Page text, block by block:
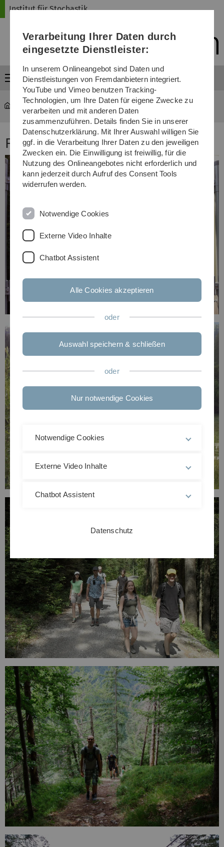
Direkt
Direkt
Direkt
(Sprache,
Drucken,
Media)
Direkt
Direkt
Institut für Stochastik
Menü
mawi-stochastik Institutswanderung 2015
Fotos vom Wandertag, 18.07.2015
Verarbeitung Ihrer Daten durch
eingesetzte Dienstleister:
In unserem Onlineangebot sind Daten und
Dienstleistungen von Fremdanbietern integriert.
YouTube und Vimeo benutzen Tracking-
Technologien, um Ihre Daten für eigene Zwecke zu
verarbeiten und mit anderen Daten
zusammenzuführen. Details finden Sie in unserer
Datenschutzerklärung. Mit Ihrer Auswahl willigen Sie
ggf. in die Verarbeitung Ihrer Daten zu den jeweiligen
Zwecken ein. Die Einwilligung ist freiwillig, für die
Nutzung des Onlineangebotes nicht erforderlich und
kann jederzeit durch Aufruf des Consent Tools
widerrufen werden.
Notwendige Cookies
Externe Video Inhalte
Chatbot Assistent
Alle Cookies akzeptieren
oder
Auswahl speichern & schließen
oder
Nur notwendige Cookies
Notwendige Cookies
Externe Video Inhalte
Chatbot Assistent
Datenschutz